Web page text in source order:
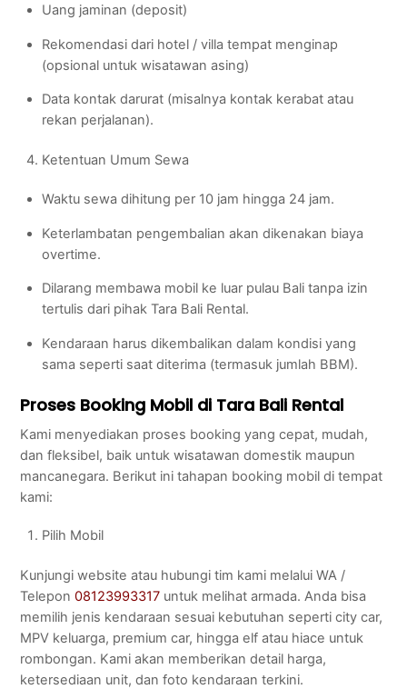
Uang jaminan (deposit)
Rekomendasi dari hotel / villa tempat menginap
(opsional untuk wisatawan asing)
Data kontak darurat (misalnya kontak kerabat atau
rekan perjalanan).
Ketentuan Umum Sewa
Waktu sewa dihitung per 10 jam hingga 24 jam.
Keterlambatan pengembalian akan dikenakan biaya
overtime.
Dilarang membawa mobil ke luar pulau Bali tanpa izin
tertulis dari pihak Tara Bali Rental.
Kendaraan harus dikembalikan dalam kondisi yang
sama seperti saat diterima (termasuk jumlah BBM).
Proses Booking Mobil di Tara Bali Rental
Kami menyediakan proses booking yang cepat, mudah,
dan fleksibel, baik untuk wisatawan domestik maupun
mancanegara. Berikut ini tahapan booking mobil di tempat
kami:
Pilih Mobil
Kunjungi website atau hubungi tim kami melalui WA /
Telepon08123993317 untuk melihat armada. Anda bisa
memilih jenis kendaraan sesuai kebutuhan seperti city car,
MPV keluarga, premium car, hingga elf atau hiace untuk
rombongan. Kami akan memberikan detail harga,
ketersediaan unit, dan foto kendaraan terkini.